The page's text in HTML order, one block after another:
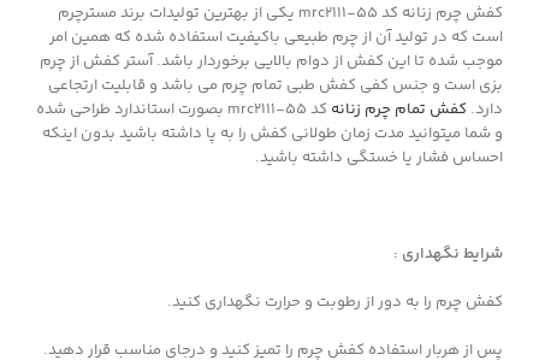
کفش چرم زنانه کد mrc2111-55 یکی از بهترین تولیدات برند مسترچرم
است که در تولید آن از چرم طبیعی باکیفیت استفاده شده که همین امر
موجب شده تا این کفش از دوام بالایی برخوردار باشد. آستر کفش از چرم
بزی است و جنس کفی کفش طبی تمام چرم می باشد و قابلیت ارتجاعی
دارد. کفش تمام چرم زنانه
کد mrc2111-55 بصورت استاندارد طراحی شده
و شما میتوانید مدت زمان طولانی کفش را به پا داشته باشید بدون اینکه
احساس فشار یا خستگی داشته باشید.
شرایط نگهداری :
کفش چرم را به دور از رطوبت و حرارت نگهداری کنید.
پس از هربار استفاده کفش چرم را تمیز کنید و درجای مناسب قرار دهید.